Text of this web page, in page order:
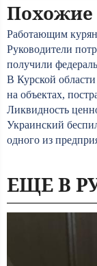
Похожие
Работающим
Руководители
получили
В Курской
на объектах,
Ликвидность
Украинский
одного из
ЕЩЕ В